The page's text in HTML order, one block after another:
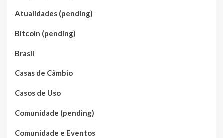
Atualidades (pending)
Bitcoin (pending)
Brasil
Casas de Câmbio
Casos de Uso
Comunidade (pending)
Comunidade e Eventos